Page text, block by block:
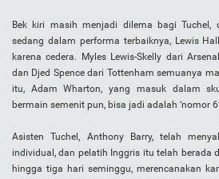
Bek kiri masih menjadi dilema bagi Tuchel,
sedang dalam performa terbaiknya, Lewis
karena cedera. Myles Lewis-Skelly dari
dan Djed Spence dari Tottenham semuanya
itu, Adam Wharton, yang masuk dalam
bermain semenit pun, bisa jadi adalah ‘nomor
Asisten Tuchel, Anthony Barry, telah
individual, dan pelatih Inggris itu telah berada
hingga tiga hari seminggu, merencanakan